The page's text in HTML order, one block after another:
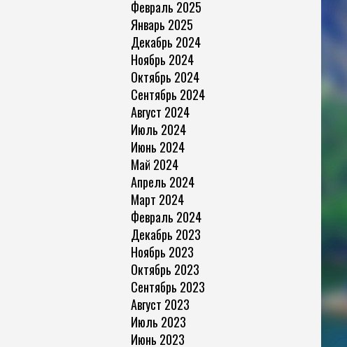
Февраль 2025
Январь 2025
Декабрь 2024
Ноябрь 2024
Октябрь 2024
Сентябрь 2024
Август 2024
Июль 2024
Июнь 2024
Май 2024
Апрель 2024
Март 2024
Февраль 2024
Декабрь 2023
Ноябрь 2023
Октябрь 2023
Сентябрь 2023
Август 2023
Июль 2023
Июнь 2023